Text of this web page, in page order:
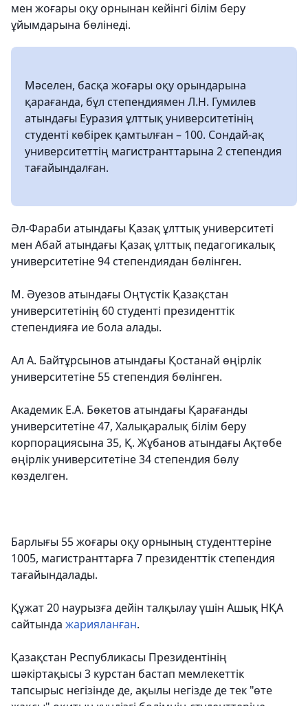
мен жоғары оқу орнынан кейінгі білім беру
ұйымдарына бөлінеді.
Мәселен, басқа жоғары оқу орындарына
қарағанда, бұл степендиямен Л.Н. Гумилев
атындағы Еуразия ұлттық университетінің
студенті көбірек қамтылған – 100. Сондай-ақ
университеттің магистранттарына 2 степендия
тағайындалған.
Әл-Фараби атындағы Қазақ ұлттық университеті
мен Абай атындағы Қазақ ұлттық педагогикалық
университетіне 94 степендиядан бөлінген.
М. Әуезов атындағы Оңтүстiк Қазақстан
университетiнің 60 студенті президенттік
степендияға ие бола алады.
Ал А. Байтұрсынов атындағы Қостанай өңірлік
университетіне 55 степендия бөлінген.
Академик Е.А. Бөкетов атындағы Қарағанды
университетiне 47, Халықаралық білім беру
корпорациясына 35, Қ. Жұбанов атындағы Ақтөбе
өңірлік университетіне 34 степендия бөлу
көзделген.
Барлығы 55 жоғары оқу орнының студенттеріне
1005, магистранттарға 7 президенттік степендия
тағайындалады.
Құжат 20 наурызға дейін талқылау үшін Ашық НҚА
сайтында жарияланған.
Қазақстан Республикасы Президентінің
шәкіртақысы 3 курстан бастап мемлекеттік
тапсырыс негізінде де, ақылы негізде де тек "өте